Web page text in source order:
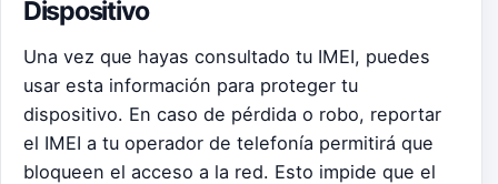
Dispositivo
Una vez que hayas consultado tu IMEI, puedes
usar esta información para proteger tu
dispositivo. En caso de pérdida o robo, reportar
el IMEI a tu operador de telefonía permitirá que
bloqueen el acceso a la red. Esto impide que el